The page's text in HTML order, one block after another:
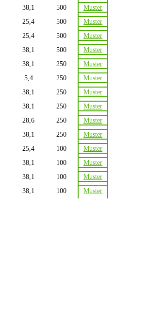
38,1 500
Muster
25,4 500
Muster
25,4 500
Muster
38,1 500
Muster
38,1 250
Muster
5,4 250
Muster
38,1 250
Muster
38,1 250
Muster
28,6 250
Muster
38,1 250
Muster
25,4 100
Muster
38,1 100
Muster
38,1 100
Muster
38,1 100 Muster